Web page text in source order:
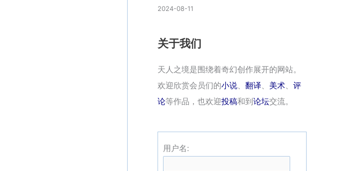
2024-08-11
关于我们
天人之境是围绕着奇幻创作展开的网站。
欢迎欣赏会员们的小说、 翻译、 美术、 评
论等作品，也欢迎投稿和到论坛交流。
用户名: